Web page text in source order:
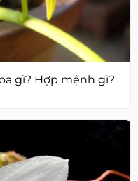
gì? Hợp mệnh gì?